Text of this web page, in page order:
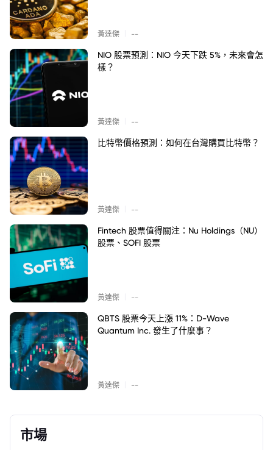
黃達傑 --
NIO 股票預測：NIO 今天下跌 5%，未來會怎
樣？
黃達傑 --
比特幣價格預測：如何在台灣購買比特幣？
黃達傑 --
Fintech 股票值得關注：Nu Holdings（NU）
股票、SOFI 股票
黃達傑 --
QBTS 股票今天上漲 11%：D-Wave
Quantum Inc. 發生了什麼事？
黃達傑 --
市場